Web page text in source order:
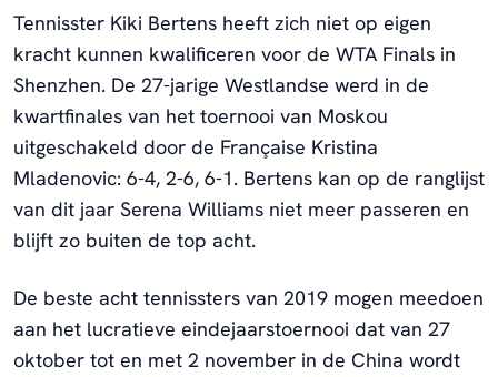
Tennisster Kiki Bertens heeft zich niet op eigen
kracht kunnen kwalificeren voor de WTA Finals in
Shenzhen. De 27-jarige Westlandse werd in de
kwartfinales van het toernooi van Moskou
uitgeschakeld door de Française Kristina
Mladenovic: 6-4, 2-6, 6-1. Bertens kan op de ranglijst
van dit jaar Serena Williams niet meer passeren en
blijft zo buiten de top acht.
De beste acht tennissters van 2019 mogen meedoen
aan het lucratieve eindejaarstoernooi dat van 27
oktober tot en met 2 november in de China wordt